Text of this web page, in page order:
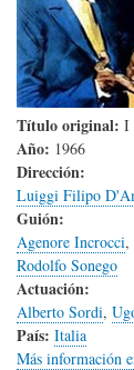
Título original: I
Año: 1966
Dirección:
Luiggi Filipo
Guión:
Agenore Incrocci,
Rodolfo Sonego
Actuación:
Alberto Sordi,
País: Italia
Más información